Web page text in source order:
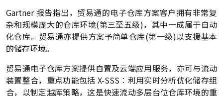
Gartner 报告指出，贸易通的电子仓库方案客户拥有非常复
杂和规模庞大的仓库环境(第三至五级)，其中一成属于自动
化仓库。贸易通亦提供方案予简单仓库(第一级)以支援基本
的储存环境。
贸易通电子仓库方案提供自置及云端应用服务，亦可与流动
装置整合，重点功能包括 X-SSS︰利用实时分析优化储存组
合，以制定越库策略，这是快速流动多层台位仓库环境的重